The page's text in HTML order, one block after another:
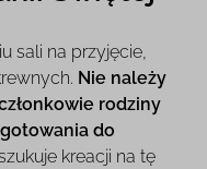
sali na przyjęcie,
Nie należy
rodziny
do
kreacji na tę